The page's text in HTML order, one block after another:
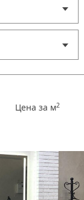
Цена за м2